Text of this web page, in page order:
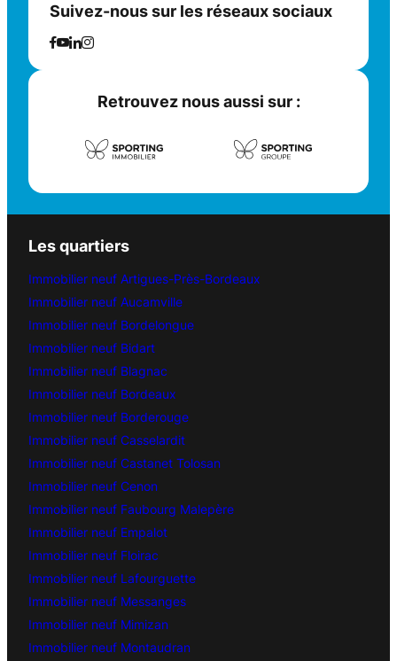
Suivez-nous sur les réseaux sociaux
Retrouvez nous aussi sur :
Les quartiers
Immobilier neuf Artigues-Près-Bordeaux
Immobilier neuf Aucamville
Immobilier neuf Bordelongue
Immobilier neuf Bidart
Immobilier neuf Blagnac
Immobilier neuf Bordeaux
Immobilier neuf Borderouge
Immobilier neuf Casselardit
Immobilier neuf Castanet Tolosan
Immobilier neuf Cenon
Immobilier neuf Faubourg Malepère
Immobilier neuf Empalot
Immobilier neuf Floirac
Immobilier neuf Lafourguette
Immobilier neuf Messanges
Immobilier neuf Mimizan
Immobilier neuf Montaudran